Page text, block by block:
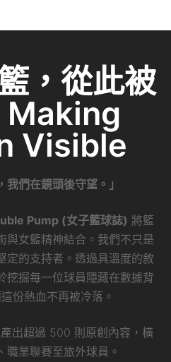
at
dI
n
，從此被
Making
Visible
我們在鏡頭後守望。」
Pump (女子籃球誌) 將籃
與女籃精神結合。我們不只是
定的支持者。透過具溫度的敘
挖掘每一位球員隱藏在數據背
份熱血不再被冷落。
出超過 500 則原創內容，橫
職業聯賽至旅外球員。